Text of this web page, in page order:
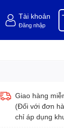
dụng cụ vệ sinh
Tài khoản
Đăng nhập
Giao hàng
(Đối với đơn
chỉ áp dụng